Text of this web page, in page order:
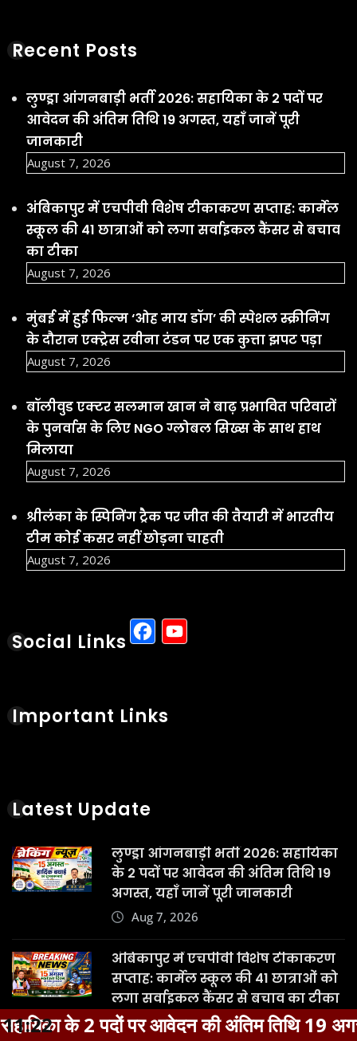
Recent Posts
लुण्ड्रा आंगनबाड़ी भर्ती 2026: सहायिका के 2 पदों पर
आवेदन की अंतिम तिथि 19 अगस्त, यहाँ जानें पूरी
जानकारी
August 7, 2026
अंबिकापुर में एचपीवी विशेष टीकाकरण सप्ताह: कार्मेल
स्कूल की 41 छात्राओं को लगा सर्वाइकल कैंसर से बचाव
का टीका
August 7, 2026
मुंबई में हुई फिल्म ‘ओह माय डॉग’ की स्पेशल स्क्रीनिंग
के दौरान एक्ट्रेस रवीना टंडन पर एक कुत्ता झपट पड़ा
August 7, 2026
बॉलीवुड एक्टर सलमान खान ने बाढ़ प्रभावित परिवारों
के पुनर्वास के लिए NGO ग्लोबल सिख्स के साथ हाथ
मिलाया
August 7, 2026
श्रीलंका के स्पिनिंग ट्रैक पर जीत की तैयारी में भारतीय
टीम कोई कसर नहीं छोड़ना चाहती
August 7, 2026
Social Links Facebook
Important Links
Latest Update
लुण्ड्रा आंगनबाड़ी भर्ती 2026: सहायिका
के 2 पदों पर आवेदन की अंतिम तिथि 19
अगस्त, यहाँ जानें पूरी जानकारी
Aug 7, 2026
अंबिकापुर में एचपीवी विशेष टीकाकरण
सप्ताह: कार्मेल स्कूल की 41 छात्राओं को
लगा सर्वाइकल कैंसर से बचाव का टीका
Aug 7, 2026
आवेदन की अंतिम तिथि 19 अगस्त, यहाँ जानें पूरी
11:22